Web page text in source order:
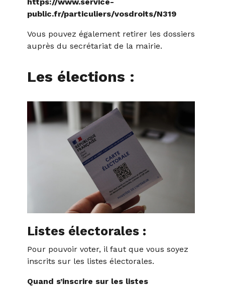
public.fr/particuliers/vosdroits/N319
Vous pouvez également retirer les dossiers
auprès du secrétariat de la mairie.
Les élections :
Listes électorales :
Pour pouvoir voter, il faut que vous soyez
inscrits sur les listes électorales.
Quand s’inscrire sur les listes